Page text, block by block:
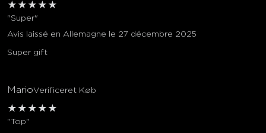
★ ★ ★ ★ ★
"Super"
Avis laissé en Allemagne le 27 décembre 2025
Super gift
MarioVerificeret Køb
★ ★ ★ ★ ★
"Top"